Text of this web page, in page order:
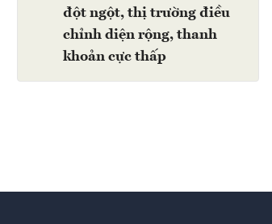
đột ngột, thị trường điều
chỉnh diện rộng, thanh
khoản cực thấp